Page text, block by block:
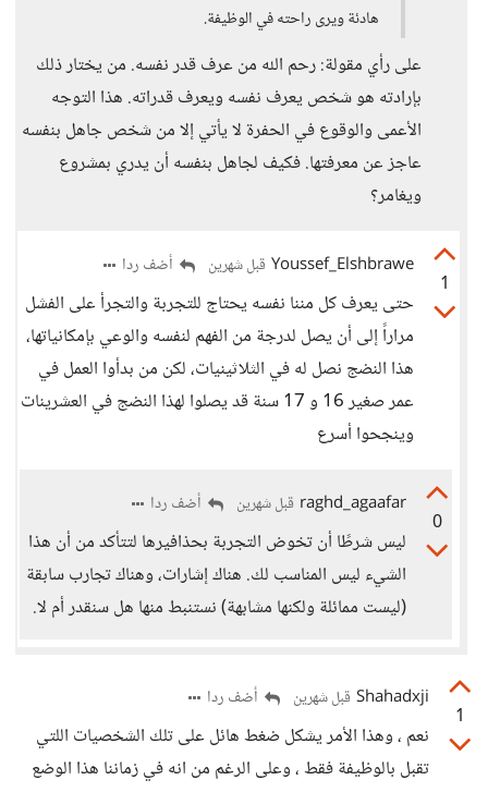
هادئة ويرى راحته في الوظيفة.
على رأي مقولة: رحم الله من عرف قدر نفسه. من يختار ذلك
بإرادته هو شخص يعرف نفسه ويعرف قدراته. هذا التوجه
الأعمى والوقوع في الحفرة لا يأتي إلا من شخص جاهل بنفسه
عاجز عن معرفتها. فكيف لجاهل بنفسه أن يدري بمشروع
ويغامر؟
1
Youssef_Elshbrawe قبل شهرين أضف ردا
حتى يعرف كل مننا نفسه يحتاج للتجربة والتجرأ على الفشل
مراراً إلى أن يصل لدرجة من الفهم لنفسه والوعي بإمكانياتها،
هذا النضج نصل له في الثلاثينيات، لكن من بدأوا العمل في
عمر صغير 16 و 17 سنة قد يصلوا لهذا النضج في العشرينات
وينجحوا أسرع
0
raghd_agaafar قبل شهرين أضف ردا
ليس شرطًا أن تخوض التجربة بحذافيرها لتتأكد من أن هذا
الشيء ليس المناسب لك. هناك إشارات، وهناك تجارب سابقة
(ليست ممائلة ولكنها مشابهة) نستنبط منها هل سنقدر أم لا.
1
Shahadxji قبل شهرين أضف ردا
نعم ، وهذا الأمر يشكل ضغط هائل على تلك الشخصيات اللتي
تقبل بالوظيفة فقط ، وعلى الرغم من انه في زماننا هذا الوضع